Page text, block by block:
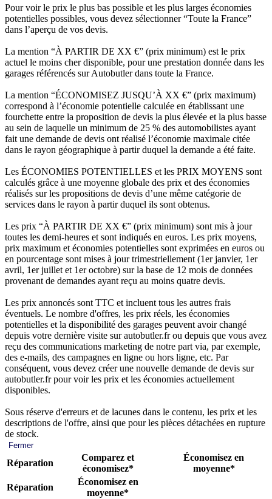
Pour voir le prix le plus bas possible et les plus larges économies
potentielles possibles, vous devez sélectionner “Toute la France”
dans l’aperçu de vos devis.
La mention “À PARTIR DE XX €” (prix minimum) est le prix
actuel le moins cher disponible, pour une prestation donnée dans les
garages référencés sur Autobutler dans toute la France.
La mention “ÉCONOMISEZ JUSQU’À XX €” (prix maximum)
correspond à l’économie potentielle calculée en établissant une
fourchette entre la proposition de devis la plus élevée et la plus basse
au sein de laquelle un minimum de 25 % des automobilistes ayant
fait une demande de devis ont réalisé l’économie maximale citée
dans le rayon géographique à partir duquel la demande a été faite.
Les ÉCONOMIES POTENTIELLES et les PRIX MOYENS sont
calculés grâce à une moyenne globale des prix et des économies
réalisés sur les propositions de devis d’une même catégorie de
services dans le rayon à partir duquel ils sont obtenus.
Les prix “À PARTIR DE XX €” (prix minimum) sont mis à jour
toutes les demi-heures et sont indiqués en euros. Les prix moyens,
prix maximum et économies potentielles sont exprimées en euros ou
en pourcentage sont mises à jour trimestriellement (1er janvier, 1er
avril, 1er juillet et 1er octobre) sur la base de 12 mois de données
provenant de demandes ayant reçu au moins quatre devis.
Les prix annoncés sont TTC et incluent tous les autres frais
éventuels. Le nombre d'offres, les prix réels, les économies
potentielles et la disponibilité des garages peuvent avoir changé
depuis votre dernière visite sur autobutler.fr ou depuis que vous avez
reçu des communications marketing de notre part via, par exemple,
des e-mails, des campagnes en ligne ou hors ligne, etc. Par
conséquent, vous devez créer une nouvelle demande de devis sur
autobutler.fr pour voir les prix et les économies actuellement
disponibles.
Sous réserve d'erreurs et de lacunes dans le contenu, les prix et les
descriptions de l'offre, ainsi que pour les pièces détachées en rupture
de stock.
Fermer
Réparation
Comparez et
économisez*
Économisez en
moyenne*
Réparation
Économisez en
moyenne*